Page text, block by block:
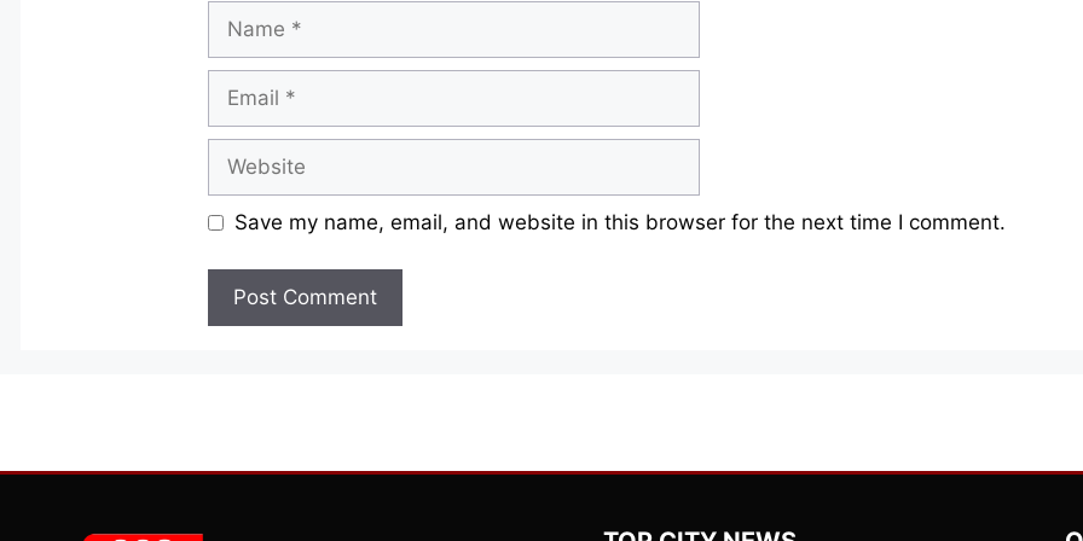
Name
Email
Website
Save my name, email, and website in this browser for the next time I comment.